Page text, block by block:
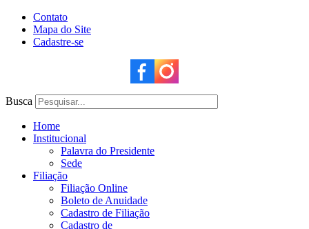
Contato
Mapa do Site
Cadastre-se
Busca
Home
Institucional
Palavra do Presidente
Sede
Filiação
Filiação Online
Boleto de Anuidade
Cadastro de Filiação
Cadastro de